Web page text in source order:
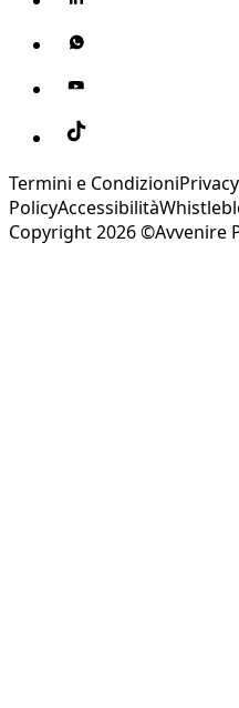
Termini e Condizioni
PolicyAccessibilità
Copyright 2026 ©Avvenire